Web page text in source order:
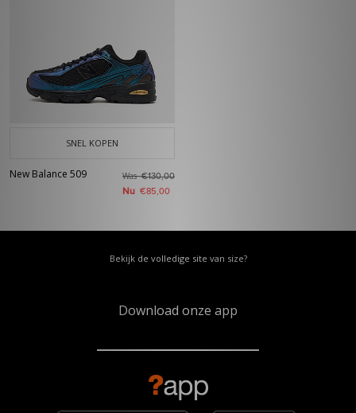
SNEL KOPEN
New Balance 509 Was€130,00
Nu €85,00
Bekijk de volledige site van size?
Download onze app